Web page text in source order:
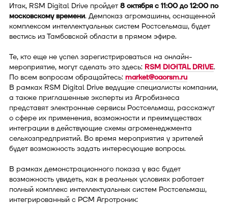
Итак, RSM Digital Drive пройдет 8 октября c 11:00 до 12:00 по
московскому времени. Демпоказ агромашины, оснащенной
комплексом интеллектуальных систем Ростсельмаш, будет
вестись из Тамбовской области в прямом эфире.
Те, кто еще не успел зарегистрироваться на онлайн-
мероприятие, могут сделать это здесь: RSM DIGITAL DRIVE.
По всем вопросам обращайтесь: market@oaorsm.ru
В рамках RSM Digital Drive ведущие специалисты компании,
а также приглашенные эксперты из Агробизнеса
представят электронные сервисы Ростсельмаш, расскажут
о сфере их применения, возможности и преимуществах
интеграции в действующие схемы агроменеджмента
сельхозпредприятий. Во время мероприятия у зрителей
будет возможность задать интересующие вопросы.
В рамках демонстрационного показа у вас будет
возможность увидеть, как в реальных условиях работает
полный комплекс интеллектуальных систем Ростсельмаш,
интегрированный с РСМ Агротроник: